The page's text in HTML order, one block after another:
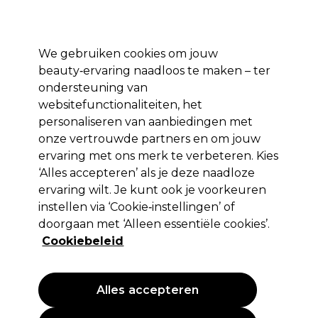
Merken Deals ⭐ Haar
Volgende dag geleverd*
Na verzending, maandag t/m vrijdag
Vitality's
Vitality's For Man After Shave 100ml
0)
9,08 € EXCL BTW (PROFESSIONELE PRIJS)
10,99 €incl. BTW)| 9.08 € per 100ml
We gebruiken cookies om jouw
beauty‑ervaring naadloos te maken – ter
ondersteuning van
websitefunctionaliteiten, het
personaliseren van aanbiedingen met
onze vertrouwde partners en om jouw
ervaring met ons merk te verbeteren. Kies
‘Alles accepteren’ als je deze naadloze
ervaring wilt. Je kunt ook je voorkeuren
instellen via ‘Cookie‑instellingen’ of
doorgaan met ‘Alleen essentiële cookies’.
Cookiebeleid
Alles accepteren